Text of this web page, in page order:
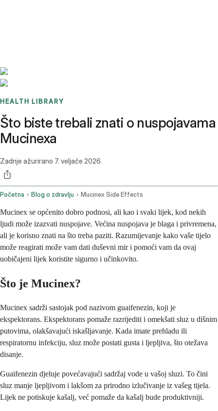
HEALTH LIBRARY
Što biste trebali znati o nuspojavama
Mucinexa
Zadnje ažurirano 7. veljače 2026.
Početna Blog o zdravlju Mucinex Side Effects
Mucinex se općenito dobro podnosi, ali kao i svaki lijek, kod nekih
ljudi može izazvati nuspojave. Većina nuspojava je blaga i privremena,
ali je korisno znati na što treba paziti. Razumijevanje kako vaše tijelo
može reagirati može vam dati duševni mir i pomoći vam da ovaj
uobičajeni lijek koristite sigurno i učinkovito.
Što je Mucinex?
Mucinex sadrži sastojak pod nazivom guaifenezin, koji je
ekspektorans. Ekspektorans pomaže razrijediti i omekšati sluz u dišnim
putovima, olakšavajući iskašljavanje. Kada imate prehladu ili
respiratornu infekciju, sluz može postati gusta i ljepljiva, što otežava
disanje.
Guaifenezin djeluje povećavajući sadržaj vode u vašoj sluzi. To čini
sluz manje ljepljivom i lakšom za prirodno izlučivanje iz vašeg tijela.
Lijek ne potiskuje kašalj, već pomaže da kašalj bude produktivniji.